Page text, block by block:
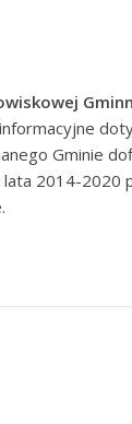
Gminie
2014-2020